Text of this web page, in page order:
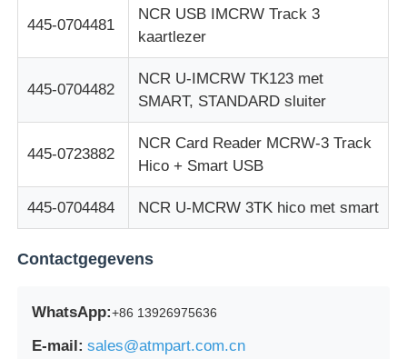
445-0704481
NCR USB IMCRW Track 3
kaartlezer
445-0704482
NCR U-IMCRW TK123 met
SMART, STANDARD sluiter
445-0723882
NCR Card Reader MCRW-3 Track
Hico + Smart USB
445-0704484 NCR U-MCRW 3TK hico met smart
Contactgegevens
WhatsApp:+86 13926975636
E-mail: sales@atmpart.com.cn